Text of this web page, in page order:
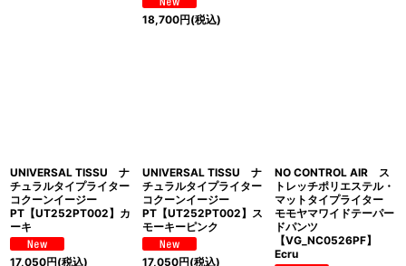
18,700円(税込)
UNIVERSAL TISSU ナ
チュラルタイプライター
コクーンイージー
PT【UT252PT002】カ
ーキ
17,050円(税込)
UNIVERSAL TISSU ナ
チュラルタイプライター
コクーンイージー
PT【UT252PT002】ス
モーキーピンク
17,050円(税込)
NO CONTROL AIR ス
トレッチポリエステル・
マットタイプライター
モモヤマワイドテーパー
ドパンツ
【VG_NC0526PF】
Ecru